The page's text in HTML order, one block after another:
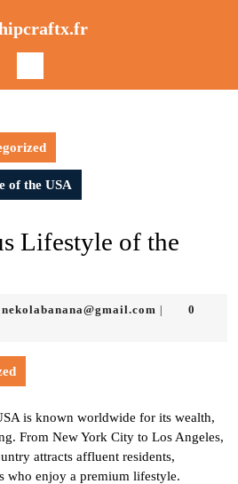
of the USA
Lifestyle of the
nekolabanana@gmail.com
0
is known worldwide for its wealth,
From New York City to Los Angeles,
attracts affluent residents,
who enjoy a premium lifestyle.